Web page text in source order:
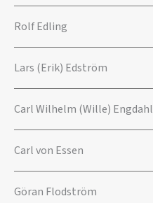
Rolf Edling
Lars (Erik) Edström
Carl Wilhelm (Wille) Engdahl
Carl von Essen
Göran Flodström